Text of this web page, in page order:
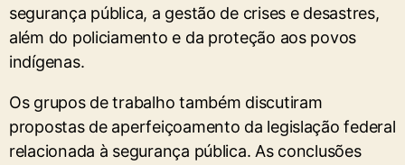
segurança pública, a gestão de crises e desastres,
além do policiamento e da proteção aos povos
indígenas.
Os grupos de trabalho também discutiram
propostas de aperfeiçoamento da legislação federal
relacionada à segurança pública. As conclusões